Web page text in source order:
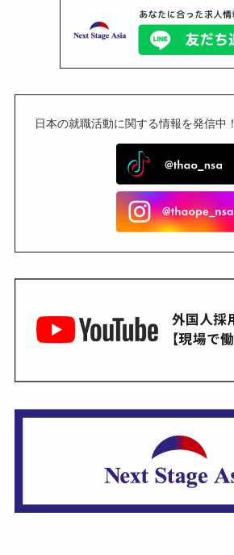
日本の就職活動に関する情報を発信中！